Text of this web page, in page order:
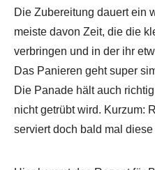
Die Zubereitung dauert ein
meiste davon Zeit, die die
verbringen und in der ihr
Das Panieren geht super
Die Panade hält auch
nicht getrübt wird. Kurzum:
serviert doch bald mal